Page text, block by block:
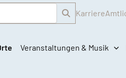
Karriere
Veranstaltungen & Musik